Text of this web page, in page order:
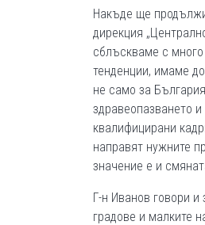
Накъде ще
дирекция
сблъскваме с много
тенденции, имаме
не само за
здравеопазването
квалифицирани
направят нужните
значение е и
Г-н Иванов говори
градове и малките